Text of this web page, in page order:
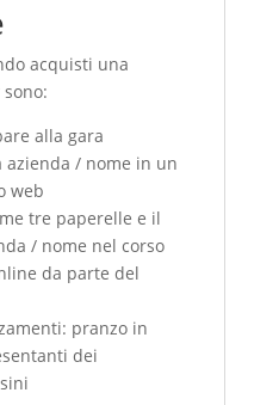
acquisti una
alla gara
azienda / nome in un
web
tre paperelle e il
/ nome nel corso
da parte del
pranzo in
dei